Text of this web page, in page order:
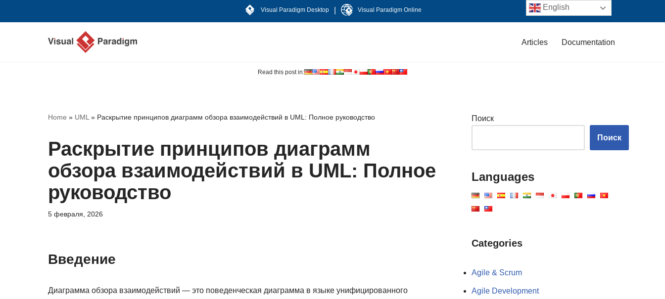
Visual Paradigm Desktop Visual Paradigm Online
Articles Documentation
Read this post in:
Home » UML » Раскрытие принципов диаграмм обзора взаимодействий в UML: Полное руководство
Раскрытие принципов диаграмм
обзора взаимодействий в UML: Полное
руководство
5 февраля, 2026
Введение
Диаграмма обзора взаимодействий — это поведенческая диаграмма в языке унифицированного
Поиск
Поиск
Languages
Categories
Agile & Scrum
Agile Development
English